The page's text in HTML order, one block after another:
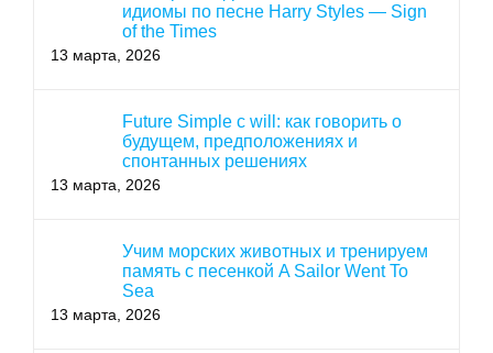
идиомы по песне Harry Styles — Sign
of the Times
13 марта, 2026
Future Simple с will: как говорить о
будущем, предположениях и
спонтанных решениях
13 марта, 2026
Учим морских животных и тренируем
память с песенкой A Sailor Went To
Sea
13 марта, 2026